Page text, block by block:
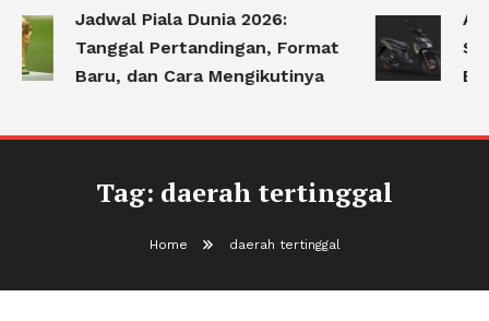
Jadwal Piala Dunia 2026:
Tanggal Pertandingan, Format
Baru, dan Cara Mengikutinya
Tag: daerah tertinggal
Home daerah tertinggal